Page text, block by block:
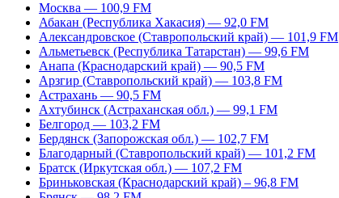
Москва — 100,9 FM
Абакан (Республика Хакасия) — 92,0 FM
Александровское (Ставропольский край) — 101,9 FM
Альметьевск (Республика Татарстан) — 99,6 FM
Анапа (Краснодарский край) — 90,5 FM
Арзгир (Ставропольский край) — 103,8 FM
Астрахань — 90,5 FM
Ахтубинск (Астраханская обл.) — 99,1 FM
Белгород — 103,2 FM
Бердянск (Запорожская обл.) — 102,7 FM
Благодарный (Ставропольский край) — 101,2 FM
Братск (Иркутская обл.) — 107,2 FM
Бриньковская (Краснодарский край) – 96,8 FM